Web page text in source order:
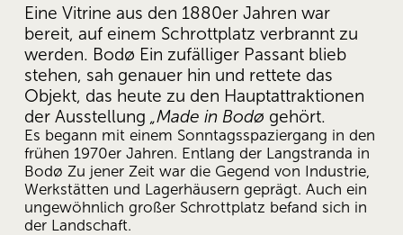
Eine Vitrine aus den 1880er Jahren war
bereit, auf einem Schrottplatz verbrannt zu
werden. Bodø Ein zufälliger Passant blieb
stehen, sah genauer hin und rettete das
Objekt, das heute zu den Hauptattraktionen
der Ausstellung „Made in Bodø gehört.
Es begann mit einem Sonntagsspaziergang in den
frühen 1970er Jahren. Entlang der Langstranda in
Bodø Zu jener Zeit war die Gegend von Industrie,
Werkstätten und Lagerhäusern geprägt. Auch ein
ungewöhnlich großer Schrottplatz befand sich in
der Landschaft.